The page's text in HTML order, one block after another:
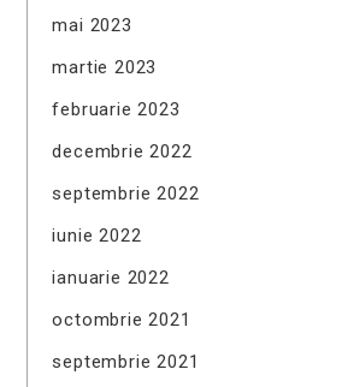
mai 2023
martie 2023
februarie 2023
decembrie 2022
septembrie 2022
iunie 2022
ianuarie 2022
octombrie 2021
septembrie 2021